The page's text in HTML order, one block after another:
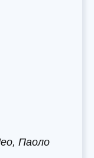
Паоло